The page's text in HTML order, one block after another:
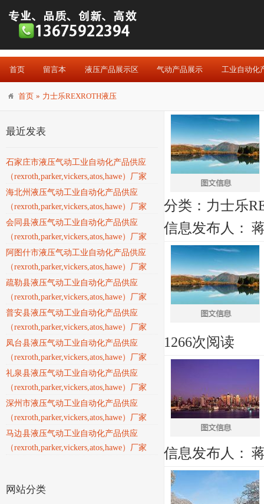
首页 留言本 液压产品展示区 气动产品展示 工业自动化
首页 » 力士乐REXROTH液压
最近发表
石家庄市液压气动工业自动化产品供应
（rexroth,parker,vickers,atos,hawe）厂家
海北州液压气动工业自动化产品供应
（rexroth,parker,vickers,atos,hawe）厂家
会同县液压气动工业自动化产品供应
（rexroth,parker,vickers,atos,hawe）厂家
阿图什市液压气动工业自动化产品供应
（rexroth,parker,vickers,atos,hawe）厂家
疏勒县液压气动工业自动化产品供应
（rexroth,parker,vickers,atos,hawe）厂家
普安县液压气动工业自动化产品供应
（rexroth,parker,vickers,atos,hawe）厂家
凤台县液压气动工业自动化产品供应
（rexroth,parker,vickers,atos,hawe）厂家
礼泉县液压气动工业自动化产品供应
（rexroth,parker,vickers,atos,hawe）厂家
深州市液压气动工业自动化产品供应
（rexroth,parker,vickers,atos,hawe）厂家
马边县液压气动工业自动化产品供应
（rexroth,parker,vickers,atos,hawe）厂家
网站分类
分类： 力士乐
信息发布人：
1266次阅读
信息发布人：